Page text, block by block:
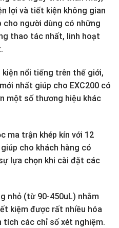
lợi và tiết kiện không gian
cho người dùng có những
thao tác nhất, linh hoạt
nổi tiếng trên thế giới,
nhất giúp cho EXC200 có
một số thương hiệu khác
ma trận khép kín với 12
cho khách hàng có
lựa chọn khi cài đặt các
nhỏ (từ 90-450uL) nhằm
kiệm được rất nhiều hóa
tích các chỉ số xét nghiệm.